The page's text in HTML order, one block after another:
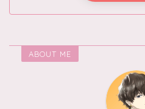
ABOUT ME